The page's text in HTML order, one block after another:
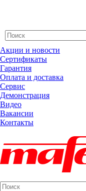
Акции и новости
Сертификаты
Гарантия
Оплата и доставка
Сервис
Демонстрация
Видео
Вакансии
Контакты